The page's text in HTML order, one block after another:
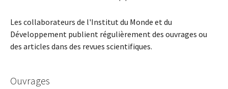
Les collaborateurs de l'Institut du Monde et du
Développement publient régulièrement des ouvrages ou
des articles dans des revues scientifiques.
Ouvrages